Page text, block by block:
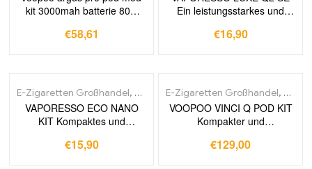
kit 3000mah batterie 80w
spule vm1 vm6
€58,61
Ein leistungsstarkes und
anspruchsvolle Nutzer
€16,90
E-Zigaretten Großhandel, Pod-Systeme
VAPORESSO ECO NANO
KIT Kompaktes und
für unterwegs und den
€15,90
E-Zigaretten Großhandel, Pod-
VOOPOO VINCI Q POD KIT
Kompakter und
Pod mit innovativer
€129,00